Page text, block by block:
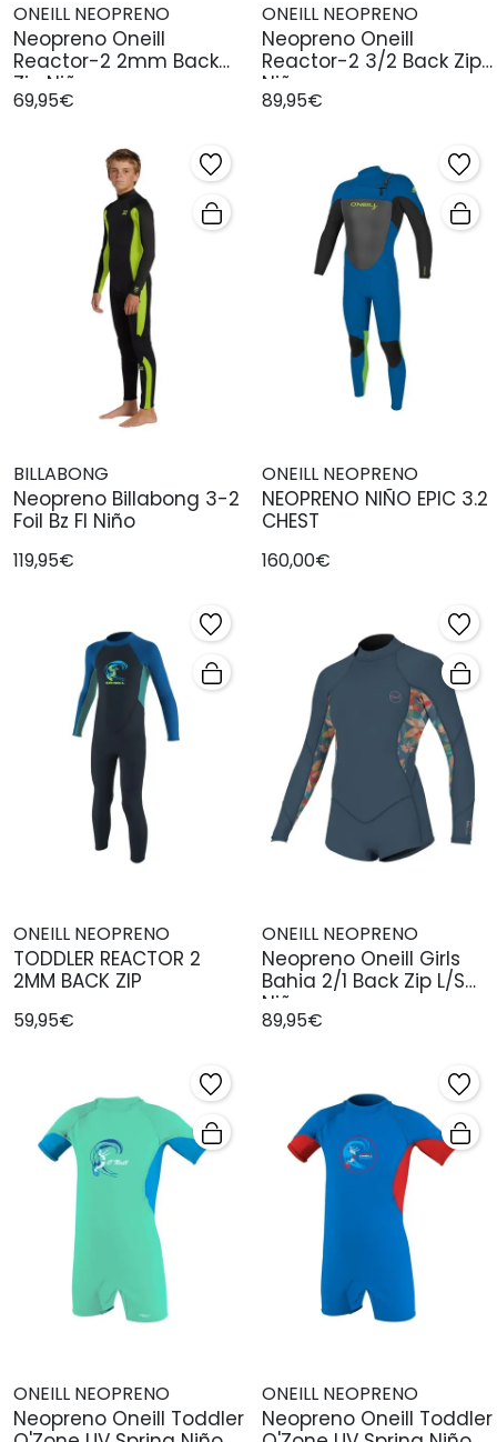
ONEILL NEOPRENO
Neopreno Oneill
Reactor-2 2mm Back
Zip Niño
69,95€
ONEILL NEOPRENO
Neopreno Oneill
Reactor-2 3/2 Back Zip
Niño
89,95€
BILLABONG
Neopreno Billabong 3-2
Foil Bz Fl Niño
119,95€
ONEILL NEOPRENO
NEOPRENO NIÑO EPIC 3.2
CHEST
160,00€
ONEILL NEOPRENO
TODDLER REACTOR 2
2MM BACK ZIP
59,95€
ONEILL NEOPRENO
Neopreno Oneill Girls
Bahia 2/1 Back Zip L/S
Niño
89,95€
ONEILL NEOPRENO
Neopreno Oneill Toddler
ONEILL NEOPRENO
Neopreno Oneill Toddler